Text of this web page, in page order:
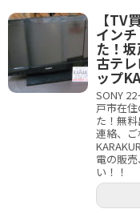
【TV
イン
た！
古テ
ップ
SONY
戸市在
た！無
連絡、
電の販
い！！